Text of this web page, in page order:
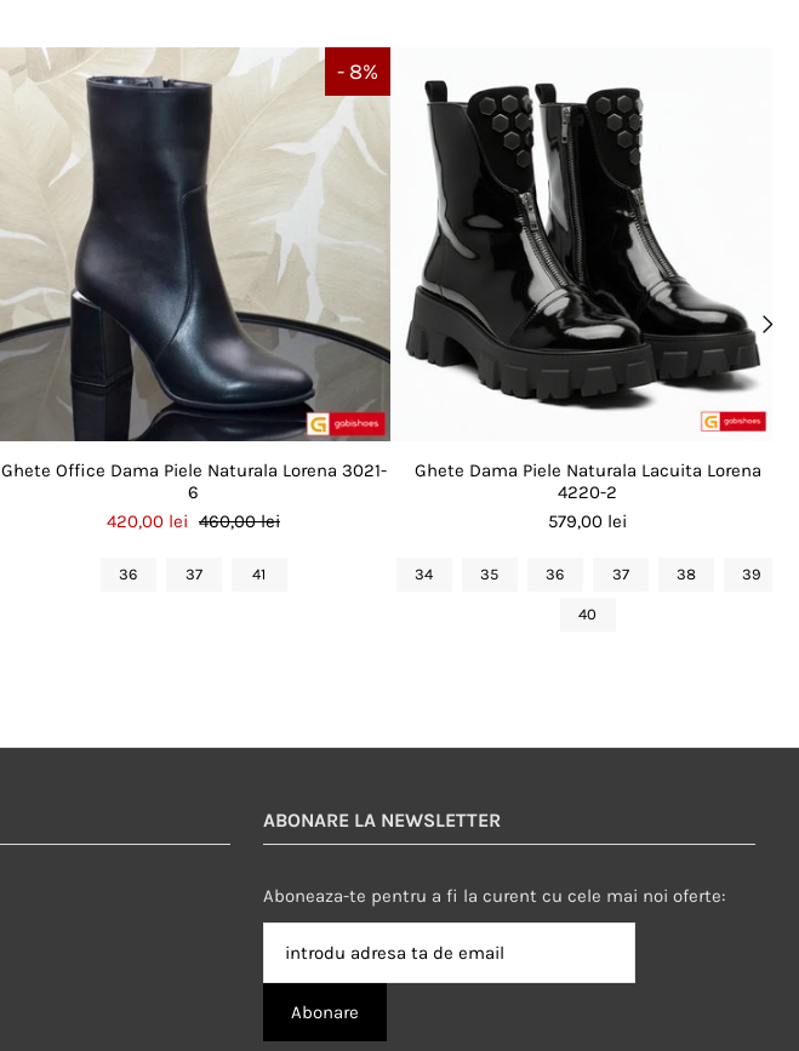
- 8%
Ghete Office Dama Piele Naturala Lorena 3021-
6
420,00 lei 460,00 lei
36 37 41
Ghete Dama Piele Naturala Lacuita Lorena
4220-2
579,00 lei
34 35 36 37 38 39
40
ABONARE LA NEWSLETTER
Aboneaza-te pentru a fi la curent cu cele mai noi oferte: